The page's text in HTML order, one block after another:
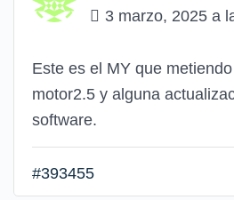
3 marzo, 2025 a
Este es el MY que
motor2.5 y alguna
software.
#393455